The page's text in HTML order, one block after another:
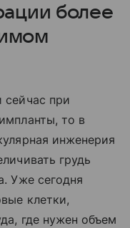
более
сейчас при
то в
инженерия
грудь
Уже сегодня
клетки,
где нужен объем